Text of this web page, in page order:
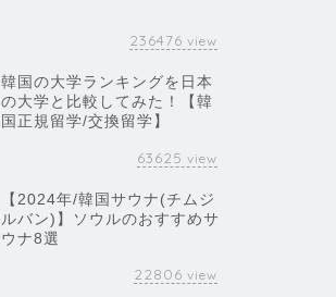
236476 view
韓国の大学ランキングを日本
の大学と比較してみた！【韓
国正規留学/交換留学】
63625 view
【2024年/韓国サウナ(チムジ
ルバン)】ソウルのおすすめサ
ウナ8選
22806 view